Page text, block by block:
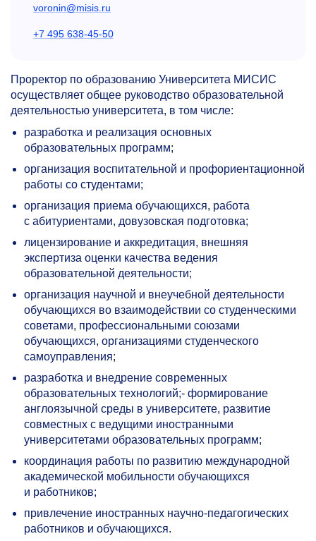
voronin@misis.ru
+7 495 638-45-50
Проректор по образованию Университета МИСИС
осуществляет общее руководство образовательной
деятельностью университета, в том числе:
разработка и реализация основных
образовательных программ;
организация воспитательной и профориентационной
работы со студентами;
организация приема обучающихся, работа
с абитуриентами, довузовская подготовка;
лицензирование и аккредитация, внешняя
экспертиза оценки качества ведения
образовательной деятельности;
организация научной и внеучебной деятельности
обучающихся во взаимодействии со студенческими
советами, профессиональными союзами
обучающихся, организациями студенческого
самоуправления;
разработка и внедрение современных
образовательных технологий;- формирование
англоязычной среды в университете, развитие
совместных с ведущими иностранными
университетами образовательных программ;
координация работы по развитию международной
академической мобильности обучающихся
и работников;
привлечение иностранных научно-педагогических
работников и обучающихся.